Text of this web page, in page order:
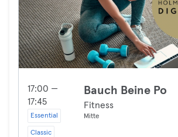
17:00 —
17:45
Essential
Classic
Bauch Beine Po
Fitness
Mitte